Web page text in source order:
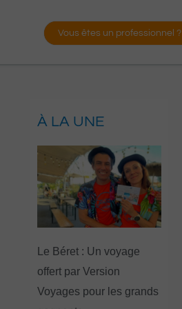
Vous êtes un professionnel ?
À LA UNE
Le Béret : Un voyage
offert par Version
Voyages pour les grands